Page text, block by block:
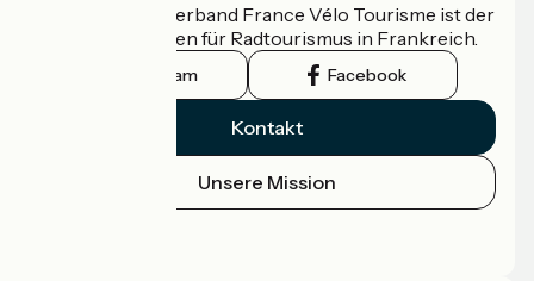
Der nationale Verband France Vélo Tourisme ist der
offizielle Leitfaden für Radtourismus in Frankreich.
Instagram Facebook
Kontakt
Unsere Mission